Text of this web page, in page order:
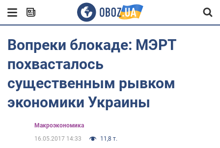
Вопреки блокаде: МЭРТ
похвасталось
существенным рывком
экономики Украины
Mакроэкономика
16.05.2017 14:33
11,8 т.